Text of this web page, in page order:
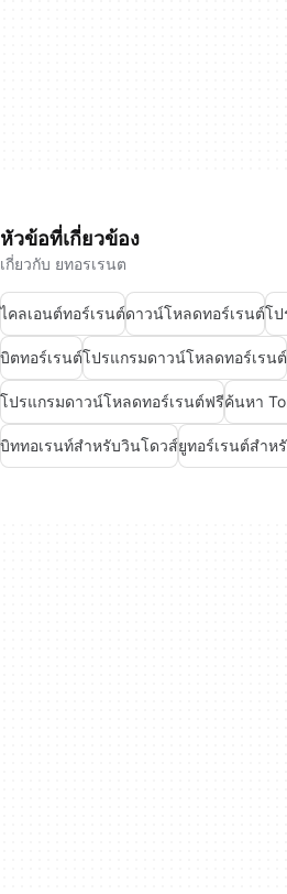
หัวข้อที่เกี่ยวข้อง
เกี่ยวกับ ยทอรเรนต
ไคลเอนต์ทอร์เรนต์ดาวน์โหลดทอร์เรนต์โป
บิตทอร์เรนต์โปรแกรมดาวน์โหลดทอร์เรนต์
โปรแกรมดาวน์โหลดทอร์เรนต์ฟรีค้นหา
บิททอเรนท์สำหรับวินโดวส์ยูทอร์เรนต์สำห